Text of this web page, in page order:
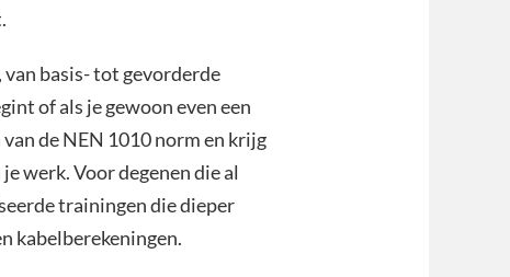
basis- tot gevorderde
of als je gewoon even een
de NEN 1010 norm en krijg
werk. Voor degenen die al
trainingen die dieper
kabelberekeningen.